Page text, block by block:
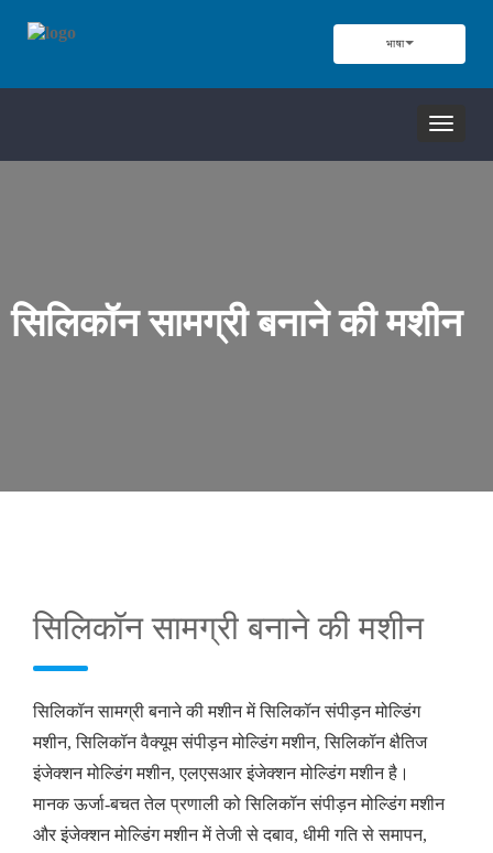
भाषा
सिलिकॉन सामग्री बनाने की मशीन
सिलिकॉन सामग्री बनाने की मशीन
सिलिकॉन सामग्री बनाने की मशीन में सिलिकॉन संपीड़न मोल्डिंग
मशीन, सिलिकॉन वैक्यूम संपीड़न मोल्डिंग मशीन, सिलिकॉन क्षैतिज
इंजेक्शन मोल्डिंग मशीन, एलएसआर इंजेक्शन मोल्डिंग मशीन है।
मानक ऊर्जा-बचत तेल प्रणाली को सिलिकॉन संपीड़न मोल्डिंग मशीन
और इंजेक्शन मोल्डिंग मशीन में तेजी से दबाव, धीमी गति से समापन,